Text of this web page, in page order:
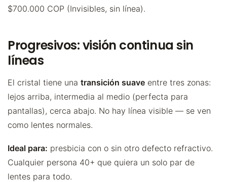
$700.000 COP (Invisibles, sin línea).
Progresivos: visión continua sin
líneas
El cristal tiene una transición suave entre tres zonas:
lejos arriba, intermedia al medio (perfecta para
pantallas), cerca abajo. No hay línea visible — se ven
como lentes normales.
Ideal para: presbicia con o sin otro defecto refractivo.
Cualquier persona 40+ que quiera un solo par de
lentes para todo.